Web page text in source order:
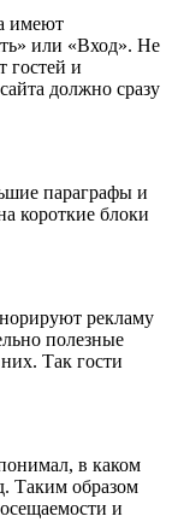
имеют
или «Вход». Не
гостей и
должно сразу
параграфы и
короткие блоки
рекламу
полезные
Так гости
в каком
Таким образом
и